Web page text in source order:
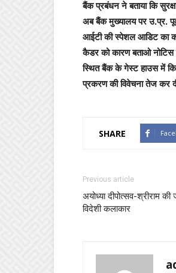
बैंक प्रबंधन ने बताया कि
अब बैंक मुख्यालय पर उ.प्र.
आईटी की स्पेशल आडिट का
कैडर को कारण बताओ नोटिस
स्थित बैंक के गेस्ट हाउस में
प्रकरण की विवेचना तेज कर
SHARE
Previous article
अयोध्या दीपोत्सव-श्रीराम
विदेशी कलाकार